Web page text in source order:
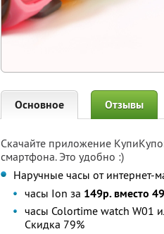
Основное Отзывы
Скачайте приложение
смартфона. Это удобно :)
Наручные часы от интернет-
часы Ion за 149р. вместо
часы Colortime watch W01
Скидка 79%